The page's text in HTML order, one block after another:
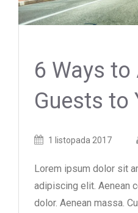
6 Ways
Guests to
Posted1 listopada 2017
Lorem ipsum dolor sit
adipiscing elit. Aenean
dolor. Aenean massa.